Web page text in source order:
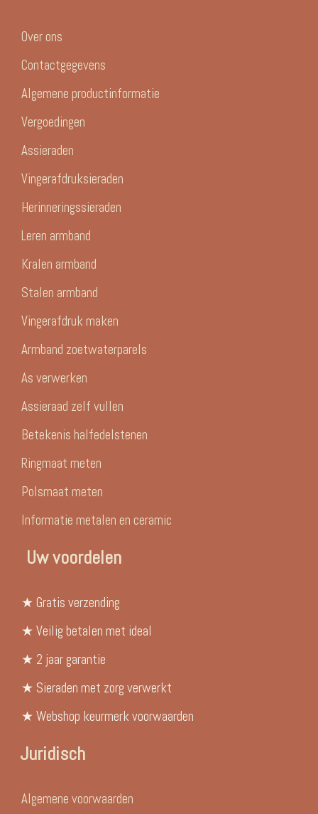
Over ons
Contactgegevens
Algemene productinformatie
Vergoedingen
Assieraden
Vingerafdruksieraden
Herinneringssieraden
Leren armband
Kralen armband
Stalen armband
Vingerafdruk maken
Armband zoetwaterparels
As verwerken
Assieraad zelf vullen
Betekenis halfedelstenen
Ringmaat meten
Polsmaat meten
Informatie metalen en ceramic
Uw voordelen
★ Gratis verzending
★ Veilig betalen met ideal
★ 2 jaar garantie
★ Sieraden met zorg verwerkt
★ Webshop keurmerk voorwaarden
Juridisch
Algemene voorwaarden